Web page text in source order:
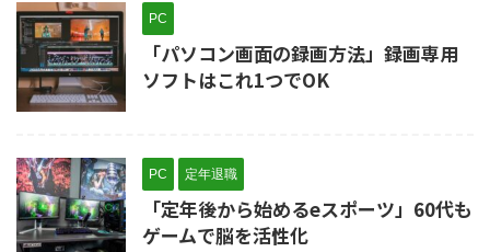
PC
「パソコン画面の録画方法」録画専用
ソフトはこれ1つでOK
PC 定年退職
「定年後から始めるeスポーツ」60代も
ゲームで脳を活性化